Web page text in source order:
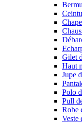
Gilet
Haut
Jupe
Polo
Pull
Robe
Veste